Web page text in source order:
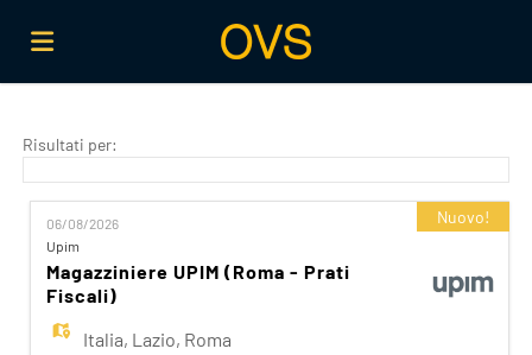
Offerte
di
Carica
Risultati per:
06/08/2026
Upim
Magazziniere UPIM (Roma - Prati
Fiscali)
Italia, Lazio, Roma
Nuovo!